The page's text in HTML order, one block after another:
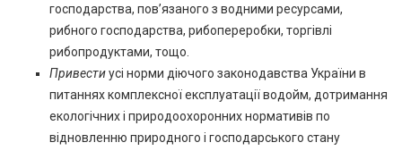
господарства, пов’язаного з водними ресурсами,
рибного господарства, рибопереробки, торгівлі
рибопродуктами, тощо.
Привестиусі норми діючого законодавства України в
питаннях комплексної експлуатації водойм, дотримання
екологічних і природоохоронних нормативів по
відновленню природного і господарського стану